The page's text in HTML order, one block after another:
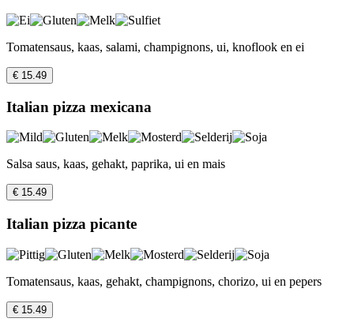
Tomatensaus, kaas, salami, champignons, ui, knoflook en ei
€ 15.49
Italian pizza mexicana
Salsa saus, kaas, gehakt, paprika, ui en mais
€ 15.49
Italian pizza picante
Tomatensaus, kaas, gehakt, champignons, chorizo, ui en pepers
€ 15.49